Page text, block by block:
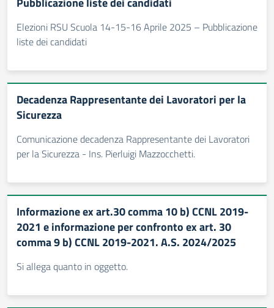
Elezioni RSU Scuola 14-15-16 Aprile 2025 – Pubblicazione
liste dei candidati
Decadenza Rappresentante dei Lavoratori per la
Sicurezza
Comunicazione decadenza Rappresentante dei Lavoratori
per la Sicurezza - Ins. Pierluigi Mazzocchetti.
Informazione ex art.30 comma 10 b) CCNL 2019-
2021 e informazione per confronto ex art. 30
comma 9 b) CCNL 2019-2021. A.S. 2024/2025
Si allega quanto in oggetto.